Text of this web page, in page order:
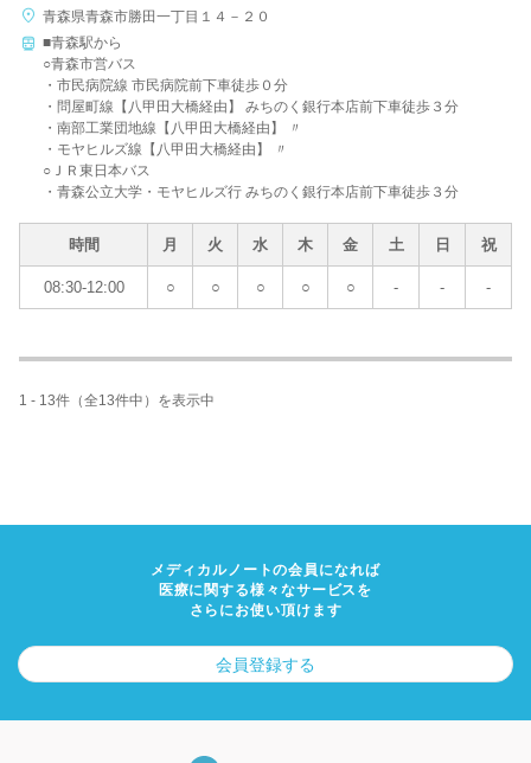
青森県青森市勝田一丁目１４－２０
■青森駅から
○青森市営バス
・市民病院線 市民病院前下車徒歩０分
・問屋町線【八甲田大橋経由】 みちのく銀行本店前下車徒歩３分
・南部工業団地線【八甲田大橋経由】 〃
・モヤヒルズ線【八甲田大橋経由】 〃
○ＪＲ東日本バス
・青森公立大学・モヤヒルズ行 みちのく銀行本店前下車徒歩３分
時間 月 火 水 木 金 土 日 祝
08:30-12:00 ○ ○ ○ ○ ○ - - -
1 - 13件（全13件中）を表示中
メディカルノートの会員になれば
医療に関する様々なサービスを
さらにお使い頂けます
会員登録する